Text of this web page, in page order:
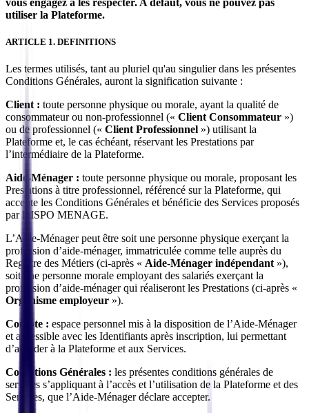
utiliser la Plateforme.
ARTICLE 1. DEFINITIONS
Les termes utilisés, tant au pluriel qu'au singulier dans les présentes
Conditions Générales, auront la signification suivante :
Client : toute personne physique ou morale, ayant la qualité de
consommateur ou non-professionnel (« Client Consommateur »)
ou de professionnel (« Client Professionnel ») utilisant la
Plateforme et, le cas échéant, réservant les Prestations par
l’intermédiaire de la Plateforme.
Aide-Ménager : toute personne physique ou morale, proposant les
Prestations à titre professionnel, référencé sur la Plateforme, qui
accepte les Conditions Générales et bénéficie des Services proposés
par DISPO MENAGE.
L’Aide-Ménager peut être soit une personne physique exerçant la
profession d’aide-ménager, immatriculée comme telle auprès du
Registre des Métiers (ci-après « Aide-Ménager indépendant »),
soit une personne morale employant des salariés exerçant la
profession d’aide-ménager qui réaliseront les Prestations (ci-après «
Organisme employeur »).
Compte : espace personnel mis à la disposition de l’Aide-Ménager
et accessible avec les Identifiants après inscription, lui permettant
d’accéder à la Plateforme et aux Services.
Conditions Générales : les présentes conditions générales de
services s’appliquant à l’accès et l’utilisation de la Plateforme et des
Services, que l’Aide-Ménager déclare accepter.